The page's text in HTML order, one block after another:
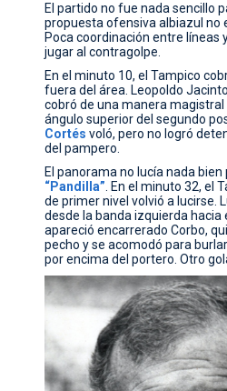
El partido no fue nada sencillo
propuesta ofensiva albiazul no
Poca coordinación entre líneas
jugar al contragolpe.
En el minuto 10, el Tampico
fuera del área. Leopoldo
cobró de una manera magistral
ángulo superior del segundo
Cortés voló, pero no logró
del pampero.
El panorama no lucía nada
“Pandilla” . En el minuto 32, el
de primer nivel volvió a lucirse.
desde la banda izquierda hacia
apareció encarrerado Corbo,
pecho y se acomodó para
por encima del portero. Otro